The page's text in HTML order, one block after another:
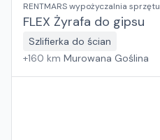
RENTMARS wypożyczalnia sprzętu
FLEX Żyrafa do gipsu
Szlifierka do ścian
+160 km Murowana Goślina